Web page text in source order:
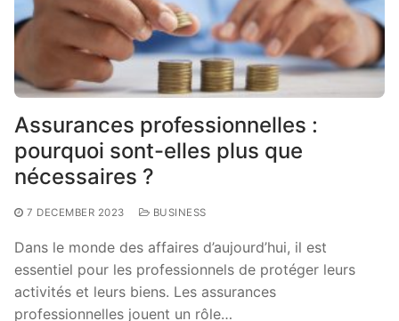
Assurances professionnelles :
pourquoi sont-elles plus que
nécessaires ?
7 DECEMBER 2023 BUSINESS
Dans le monde des affaires d’aujourd’hui, il est
essentiel pour les professionnels de protéger leurs
activités et leurs biens. Les assurances
professionnelles jouent un rôle…